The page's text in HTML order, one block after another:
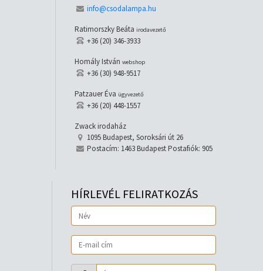
info@csodalampa.hu
Ratimorszky Beáta irodavezető
+36 (20) 346-3933
Homály István webshop
+36 (30) 948-9517
Patzauer Éva ügyvezető
+36 (20) 448-1557
Zwack irodaház
1095 Budapest, Soroksári út 26
Postacím: 1463 Budapest Postafiók: 905
HÍRLEVÉL FELIRATKOZÁS